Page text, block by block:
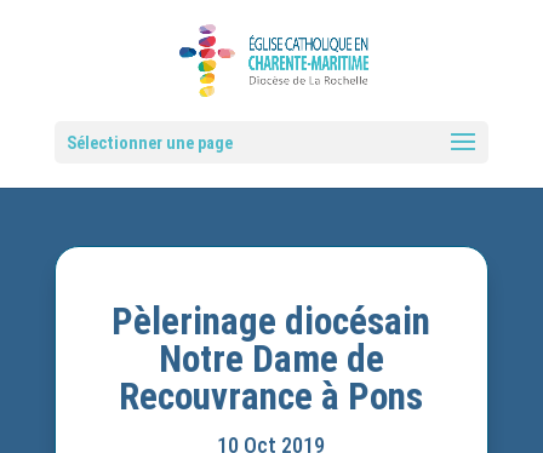
Sélectionner une page
Pèlerinage diocésain
Notre Dame de
Recouvrance à Pons
10 Oct 2019